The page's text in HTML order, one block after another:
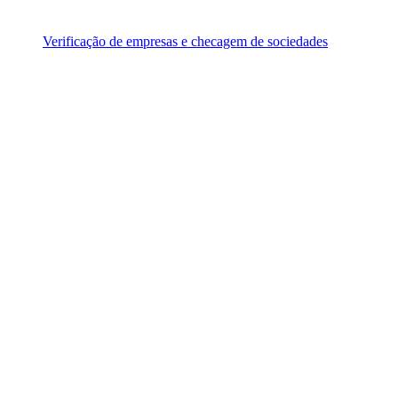
Verificação de empresas e checagem de sociedades